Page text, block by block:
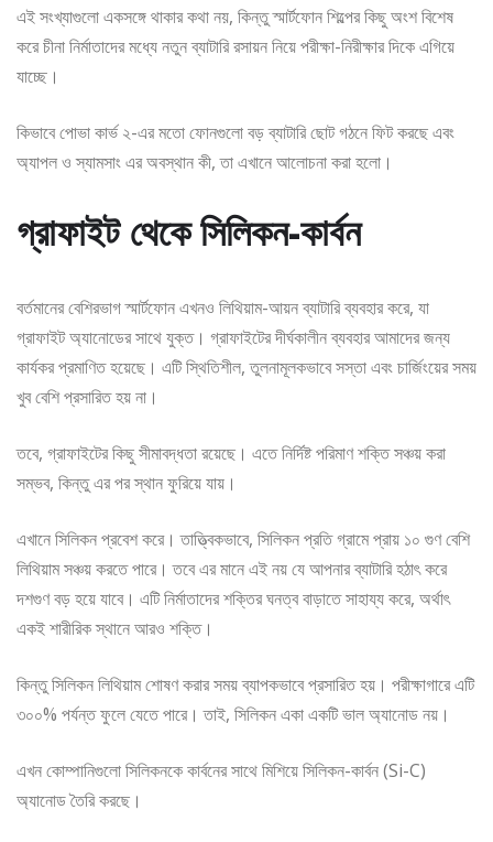
এই সংখ্যাগুলো একসঙ্গে থাকার কথা নয়, কিন্তু স্মার্টফোন শিল্পের কিছু অংশ বিশেষ
করে চীনা নির্মাতাদের মধ্যে নতুন ব্যাটারি রসায়ন নিয়ে পরীক্ষা-নিরীক্ষার দিকে এগিয়ে
যাচ্ছে।
কিভাবে পোভা কার্ভ ২-এর মতো ফোনগুলো বড় ব্যাটারি ছোট গঠনে ফিট করছে এবং
অ্যাপল ও স্যামসাং এর অবস্থান কী, তা এখানে আলোচনা করা হলো।
গ্রাফাইট থেকে সিলিকন-কার্বন
বর্তমানের বেশিরভাগ স্মার্টফোন এখনও লিথিয়াম-আয়ন ব্যাটারি ব্যবহার করে, যা
গ্রাফাইট অ্যানোডের সাথে যুক্ত। গ্রাফাইটের দীর্ঘকালীন ব্যবহার আমাদের জন্য
কার্যকর প্রমাণিত হয়েছে। এটি স্থিতিশীল, তুলনামূলকভাবে সস্তা এবং চার্জিংয়ের সময়
খুব বেশি প্রসারিত হয় না।
তবে, গ্রাফাইটের কিছু সীমাবদ্ধতা রয়েছে। এতে নির্দিষ্ট পরিমাণ শক্তি সঞ্চয় করা
সম্ভব, কিন্তু এর পর স্থান ফুরিয়ে যায়।
এখানে সিলিকন প্রবেশ করে। তাত্ত্বিকভাবে, সিলিকন প্রতি গ্রামে প্রায় ১০ গুণ বেশি
লিথিয়াম সঞ্চয় করতে পারে। তবে এর মানে এই নয় যে আপনার ব্যাটারি হঠাৎ করে
দশগুণ বড় হয়ে যাবে। এটি নির্মাতাদের শক্তির ঘনত্ব বাড়াতে সাহায্য করে, অর্থাৎ
একই শারীরিক স্থানে আরও শক্তি।
কিন্তু সিলিকন লিথিয়াম শোষণ করার সময় ব্যাপকভাবে প্রসারিত হয়। পরীক্ষাগারে এটি
৩০০% পর্যন্ত ফুলে যেতে পারে। তাই, সিলিকন একা একটি ভাল অ্যানোড নয়।
এখন কোম্পানিগুলো সিলিকনকে কার্বনের সাথে মিশিয়ে সিলিকন-কার্বন (Si-C)
অ্যানোড তৈরি করছে।